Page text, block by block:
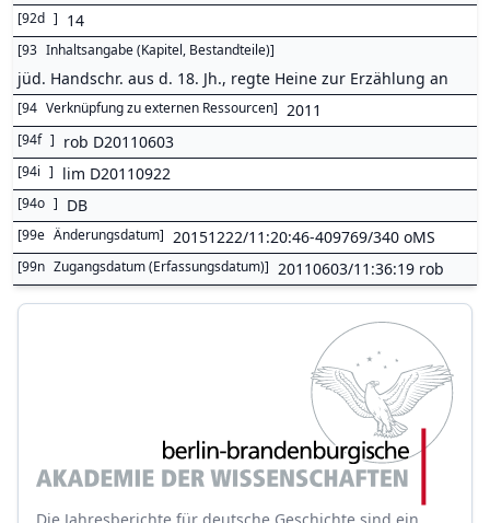
[92d ] 14
[93 Inhaltsangabe (Kapitel, Bestandteile)]
jüd. Handschr. aus d. 18. Jh., regte Heine zur Erzählung an
[94 Verknüpfung zu externen Ressourcen] 2011
[94f ] rob D20110603
[94i ] lim D20110922
[94o ] DB
[99e Änderungsdatum] 20151222/11:20:46-409769/340 oMS
[99n Zugangsdatum (Erfassungsdatum)] 20110603/11:36:19 rob